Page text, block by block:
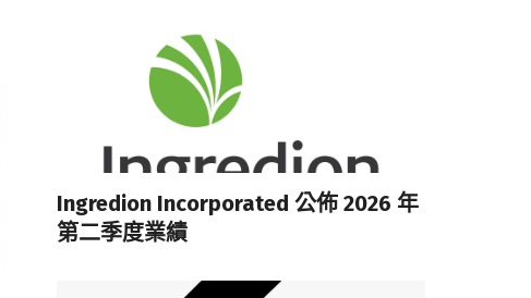
Ingredion Incorporated 公佈 2026 年
第二季度業績